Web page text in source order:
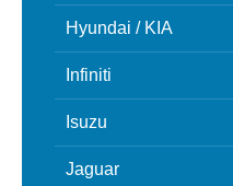
Hyundai / KIA
Infiniti
Isuzu
Jaguar